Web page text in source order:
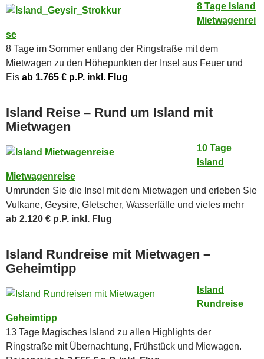
8 Tage Island
Mietwagenrei
se
8 Tage im Sommer entlang der Ringstraße mit dem
Mietwagen zu den Höhepunkten der Insel aus Feuer und
Eis ab 1.765 € p.P. inkl. Flug
Island Reise – Rund um Island mit
Mietwagen
10 Tage
Island
Mietwagenreise
Umrunden Sie die Insel mit dem Mietwagen und erleben Sie
Vulkane, Geysire, Gletscher, Wasserfälle und vieles mehr
ab 2.120 € p.P. inkl. Flug
Island Rundreise mit Mietwagen –
Geheimtipp
Island
Rundreise
Geheimtipp
13 Tage Magisches Island zu allen Highlights der
Ringstraße mit Übernachtung, Frühstück und Miewagen.